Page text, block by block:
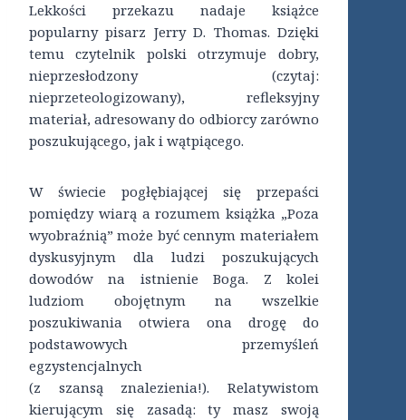
Lekkości przekazu nadaje książce
popularny pisarz Jerry D. Thomas. Dzięki
temu czytelnik polski otrzymuje dobry,
nieprzesłodzony (czytaj:
nieprzeteologizowany), refleksyjny
materiał, adresowany do odbiorcy zarówno
poszukującego, jak i wątpiącego.
W świecie pogłębiającej się przepaści
pomiędzy wiarą a rozumem książka „Poza
wyobraźnią” może być cennym materiałem
dyskusyjnym dla ludzi poszukujących
dowodów na istnienie Boga. Z kolei
ludziom obojętnym na wszelkie
poszukiwania otwiera ona drogę do
podstawowych przemyśleń
egzystencjalnych
(z szansą znalezienia!). Relatywistom
kierującym się zasadą: ty masz swoją